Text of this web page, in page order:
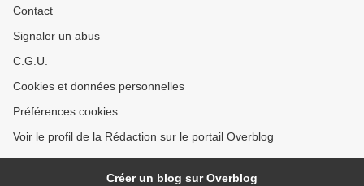
Contact
Signaler un abus
C.G.U.
Cookies et données personnelles
Préférences cookies
Voir le profil de la Rédaction sur le portail Overblog
Créer un blog sur Overblog